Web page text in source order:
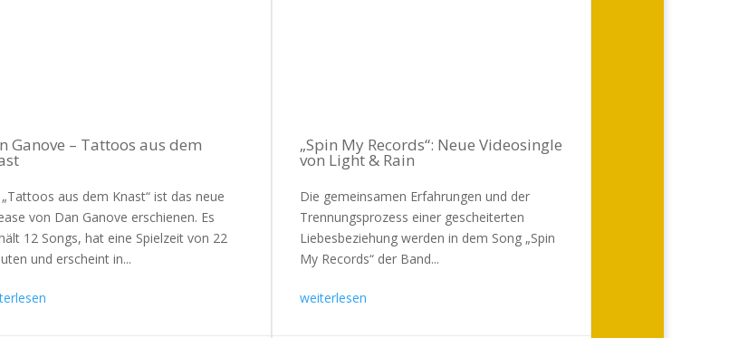
Ganove – Tattoos aus dem
aus dem Knast“ ist das neue
von Dan Ganove erschienen. Es
12 Songs, hat eine Spielzeit von 22
und erscheint in...
„Spin My Records“: Neue Videosingle
von Light & Rain
Die gemeinsamen Erfahrungen und der
Trennungsprozess einer gescheiterten
Liebesbeziehung werden in dem Song „Spin
My Records“ der Band...
weiterlesen